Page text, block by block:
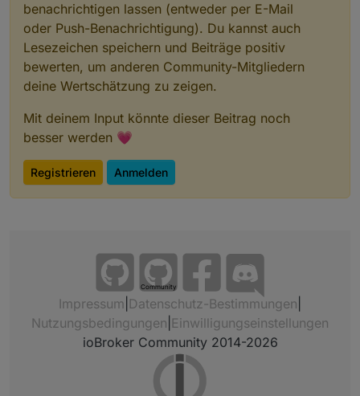
benachrichtigen lassen (entweder per E-Mail
oder Push-Benachrichtigung). Du kannst auch
Lesezeichen speichern und Beiträge positiv
bewerten, um anderen Community-Mitgliedern
deine Wertschätzung zu zeigen.
Mit deinem Input könnte dieser Beitrag noch
besser werden 💗
Registrieren Anmelden
Community
Impressum Datenschutz-Bestimmungen
Nutzungsbedingungen Einwilligungseinstellungen
ioBroker Community 2014-2026